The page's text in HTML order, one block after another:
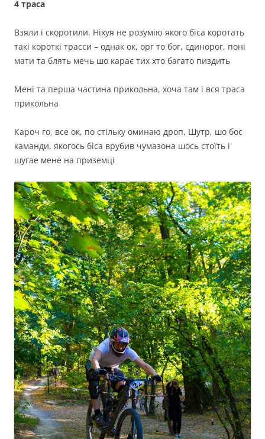
4 траса
Взяли і скоротили. Ніхуя не розумію якого біса коротать
такі короткі трасси – однак ок, орг то бог, єдинорог, поні
мати та блять мечь шо карає тих хто багато пиздить
Мені та перша частина прикольна, хоча там і вся траса
прикольна
Кароч го, все ок, по стільку оминаю дроп, Шутр, шо бос
каманди, якогось біса врубив чумазона шось стоїть і
шугае мене на приземці